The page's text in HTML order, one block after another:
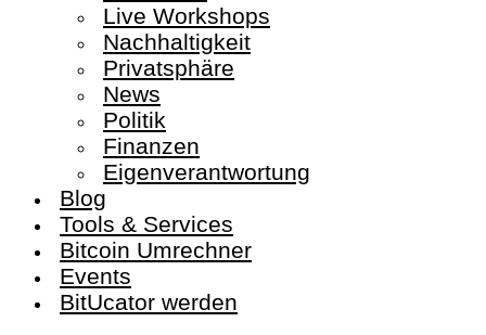
Live Workshops
Nachhaltigkeit
Privatsphäre
News
Politik
Finanzen
Eigenverantwortung
Blog
Tools & Services
Bitcoin Umrechner
Events
BitUcator werden